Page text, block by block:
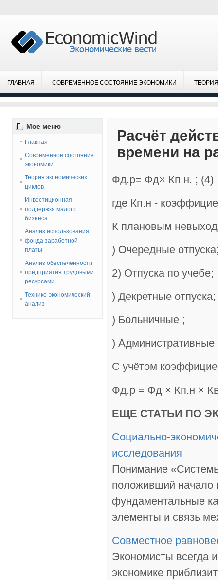
ГЛАВНАЯ СОВРЕМЕННОЕ СОСТОЯНИЕ ЭКОНОМИКИ
Расчёт
времени на
Фд.р= Фд× Кп.н. ; (4)
где Кп.н -
К плановым
) Очередные
2) Отпуска по учебе;
) Декретные отпуска;
) Больничные ;
) Административные
С учётом
Фд.р = Фд × Кп.н ×
ЕЩЕ СТАТЬИ ПО
Социально-
исследования
Понимание
положивший начало
фундаментальные
элементы и связь
Совместное
Экономисты всегда
экономике
Мое меню
Главная
Современное состояние
экономики
Теория экономических
циклов
Инвестиционная
поддержка малого
бизнеса
Анализ использования
фонда заработной
платы
Анализ обеспеченности
предприятия трудовыми
ресурсами
Технико-экономический
анализ